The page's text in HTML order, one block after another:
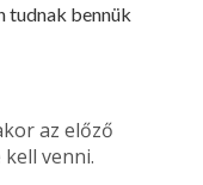
tudnak bennük
az előző
venni.